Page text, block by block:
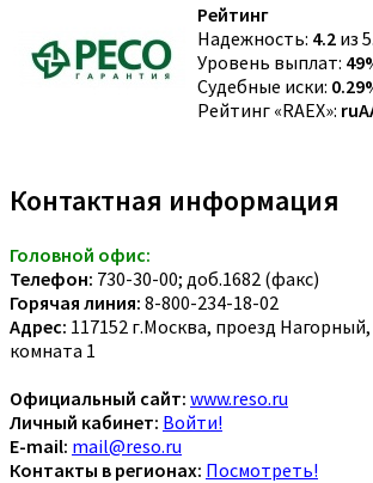
Рейтинг
Надежность: 4.2 из
Уровень выплат:
Судебные иски:
Рейтинг «RAEX»:
Контактная информация
Головной офис:
Телефон: 730-30-00; доб.1682 (факс)
Горячая линия: 8-800-234-18-02
Адрес: 117152 г.Москва, проезд Нагорный,
комната 1
Официальный сайт: www.reso.ru
Личный кабинет: Войти!
E-mail: mail@reso.ru
Контакты в регионах: Посмотреть!